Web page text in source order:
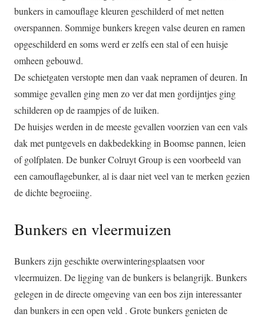
bunkers in camouflage kleuren geschilderd of met netten
overspannen. Sommige bunkers kregen valse deuren en ramen
opgeschilderd en soms werd er zelfs een stal of een huisje
omheen gebouwd.
De schietgaten verstopte men dan vaak nepramen of deuren. In
sommige gevallen ging men zo ver dat men gordijntjes ging
schilderen op de raampjes of de luiken.
De huisjes werden in de meeste gevallen voorzien van een vals
dak met puntgevels en dakbedekking in Boomse pannen, leien
of golfplaten. De bunker Colruyt Group is een voorbeeld van
een camouflagebunker, al is daar niet veel van te merken gezien
de dichte begroeiing.
Bunkers en vleermuizen
Bunkers zijn geschikte overwinteringsplaatsen voor
vleermuizen. De ligging van de bunkers is belangrijk. Bunkers
gelegen in de directe omgeving van een bos zijn interessanter
dan bunkers in een open veld . Grote bunkers genieten de